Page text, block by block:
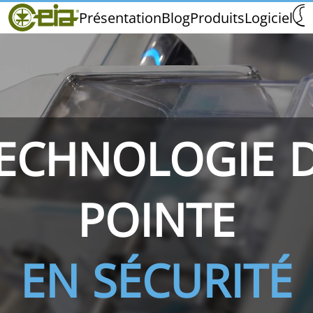
PrésentationBlogProduitsLogiciel
Home
CEIA
Salons et Événements
THS/PH210 THS/PH210-FFV THS/
THS/PH21N-FB THS/PH21N-FFV
THS/
D25
POINTE
EN SÉCURITÉ